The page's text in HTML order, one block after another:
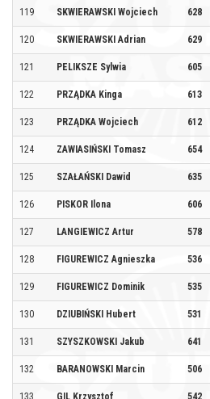
119 SKWIERAWSKI Wojciech 628
120 SKWIERAWSKI Adrian 629
121 PELIKSZE Sylwia 605
122 PRZĄDKA Kinga 613
123 PRZĄDKA Wojciech 612
124 ZAWIASIŃSKI Tomasz 654
125 SZAŁAŃSKI Dawid 635
126 PISKOR Ilona 606
127 LANGIEWICZ Artur 578
128 FIGUREWICZ Agnieszka 536
129 FIGUREWICZ Dominik 535
130 DZIUBIŃSKI Hubert 531
131 SZYSZKOWSKI Jakub 641
132 BARANOWSKI Marcin 506
133 GIL Krzysztof 542